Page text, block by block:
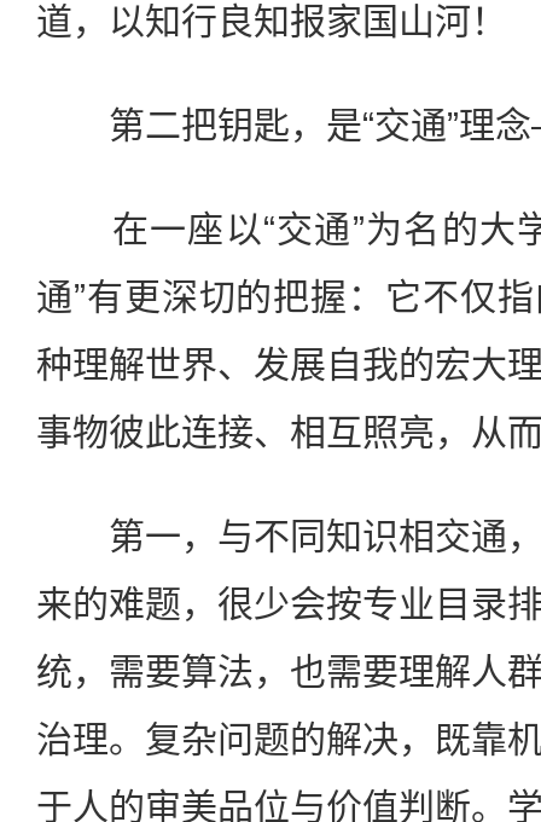
道，以知行良知报家国山河！
第二把钥匙，是“交通”理
在一座以“交通”为名的大
通”有更深切的把握：它不仅
种理解世界、发展自我的宏
事物彼此连接、相互照亮，从
第一，与不同知识相交通，
来的难题，很少会按专业目录
统，需要算法，也需要理解人
治理。复杂问题的解决，既靠
于人的审美品位与价值判断。